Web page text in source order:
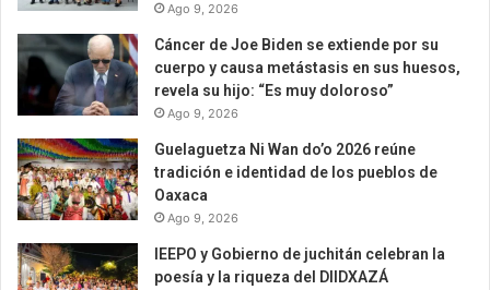
Ago 9, 2026
Cáncer de Joe Biden se extiende por su
cuerpo y causa metástasis en sus huesos,
revela su hijo: “Es muy doloroso”
Ago 9, 2026
Guelaguetza Ni Wan do’o 2026 reúne
tradición e identidad de los pueblos de
Oaxaca
Ago 9, 2026
IEEPO y Gobierno de juchitán celebran la
poesía y la riqueza del DIIDXAZÁ